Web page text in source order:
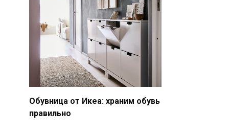
Обувница от Икеа: храним обувь
правильно